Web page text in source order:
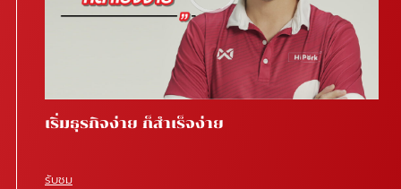
เริ่มธุรกิจง่าย ก็สำเร็จง่าย
รับชม